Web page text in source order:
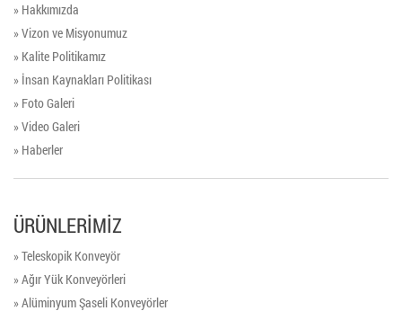
» Hakkımızda
» Vizon ve Misyonumuz
» Kalite Politikamız
» İnsan Kaynakları Politikası
» Foto Galeri
» Video Galeri
» Haberler
ÜRÜNLERİMİZ
» Teleskopik Konveyör
» Ağır Yük Konveyörleri
» Alüminyum Şaseli Konveyörler